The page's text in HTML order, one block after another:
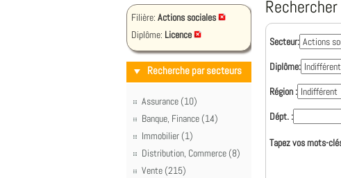
Filière: Actions sociales
Diplôme: Licence
Recherche par secteurs
Assurance (10)
Banque, Finance (14)
Immobilier (1)
Distribution, Commerce (8)
Vente (215)
Secteur:
Diplôme:
Région :
Dépt. :
Tapez vos mots-